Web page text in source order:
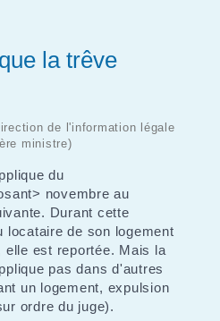
la trêve
de l'information légale
ministre)
du
novembre au
Durant cette
locataire de son logement
elle est reportée. Mais la
pas dans d'autres
un logement, expulsion
ordre du juge).